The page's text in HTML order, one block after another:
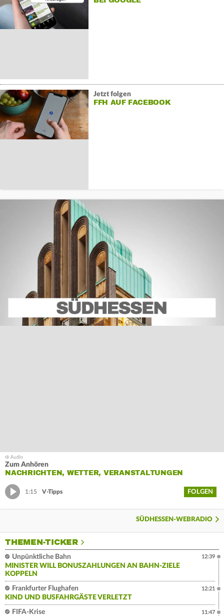
Jetzt folgen
FFH AUF FACEBOOK
Zum Anhören
NACHRICHTEN, WETTER, VERANSTALTUNGEN
1:15 V-Tipps FOLGEN
SÜDHESSEN-WEBRADIO
THEMEN-TICKER
Unpünktliche Bahn
MINISTER WILL BONUSZAHLUNGEN AN BAHN-ZIELE
KOPPELN
12:39
Frankfurter Flughafen
KIND UND BUSFAHRGÄSTE VERLETZT
12:21
FIFA-Krise
11:47